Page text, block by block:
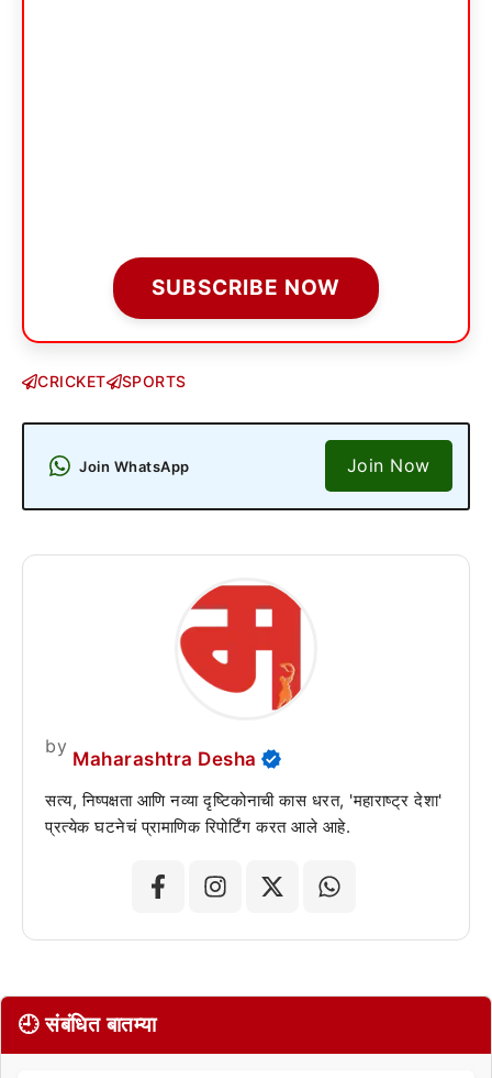
SUBSCRIBE NOW
CRICKET SPORTS
Join WhatsApp Join Now
by
Maharashtra Desha
सत्य, निष्पक्षता आणि नव्या दृष्टिकोनाची कास धरत, 'महाराष्ट्र देशा'
प्रत्येक घटनेचं प्रामाणिक रिपोर्टिंग करत आले आहे.
🕘 संबंधित बातम्या